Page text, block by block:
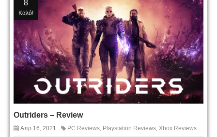
8
Καλό!
Outriders – Review
Απρ 16, 2021 PC Reviews, Playstation Reviews, Xbox Reviews